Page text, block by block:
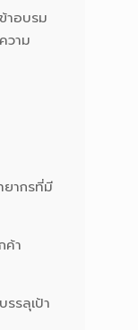
าอบรม
วาม
ากรที่มี
ค้า
รลุเป้า